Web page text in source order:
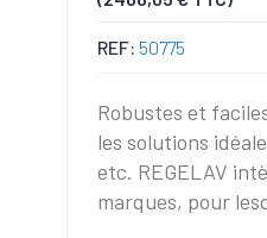
REF: 50775
Robustes et
les solutions
etc. REGELAV
marques, pour